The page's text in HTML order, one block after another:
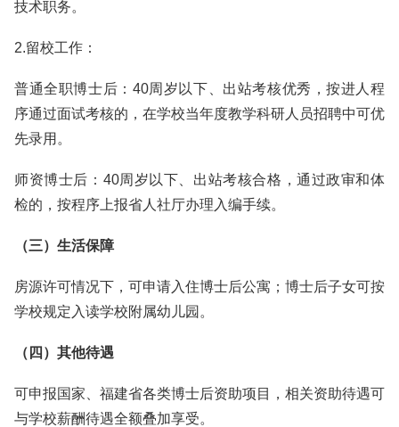
技术职务。
2.留校工作：
普通全职博士后：40周岁以下、出站考核优秀，按进人程
序通过面试考核的，在学校当年度教学科研人员招聘中可优
先录用。
师资博士后：40周岁以下、出站考核合格，通过政审和体
检的，按程序上报省人社厅办理入编手续。
（三）生活保障
房源许可情况下，可申请入住博士后公寓；博士后子女可按
学校规定入读学校附属幼儿园。
（四）其他待遇
可申报国家、福建省各类博士后资助项目，相关资助待遇可
与学校薪酬待遇全额叠加享受。